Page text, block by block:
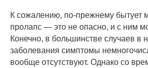
К сожалению, по-прежнему бытует
пролапс — это не опасно, и с ним
Конечно, в большинстве случаев в
заболевания симптомы
вообще отсутствуют. Однако со